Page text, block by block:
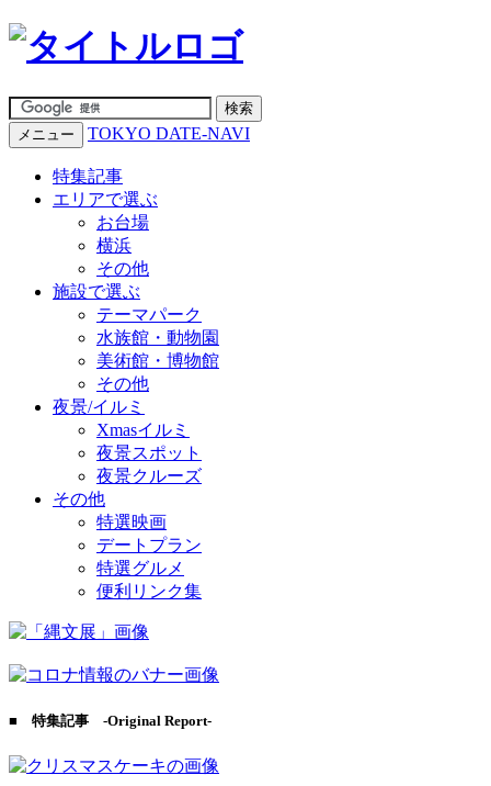
メニュー TOKYO DATE-NAVI
特集記事
エリアで選ぶ
お台場
横浜
その他
施設で選ぶ
テーマパーク
水族館・動物園
美術館・博物館
その他
夜景/イルミ
Xmasイルミ
夜景スポット
夜景クルーズ
その他
特選映画
デートプラン
特選グルメ
便利リンク集
■ 特集記事 -Original Report-